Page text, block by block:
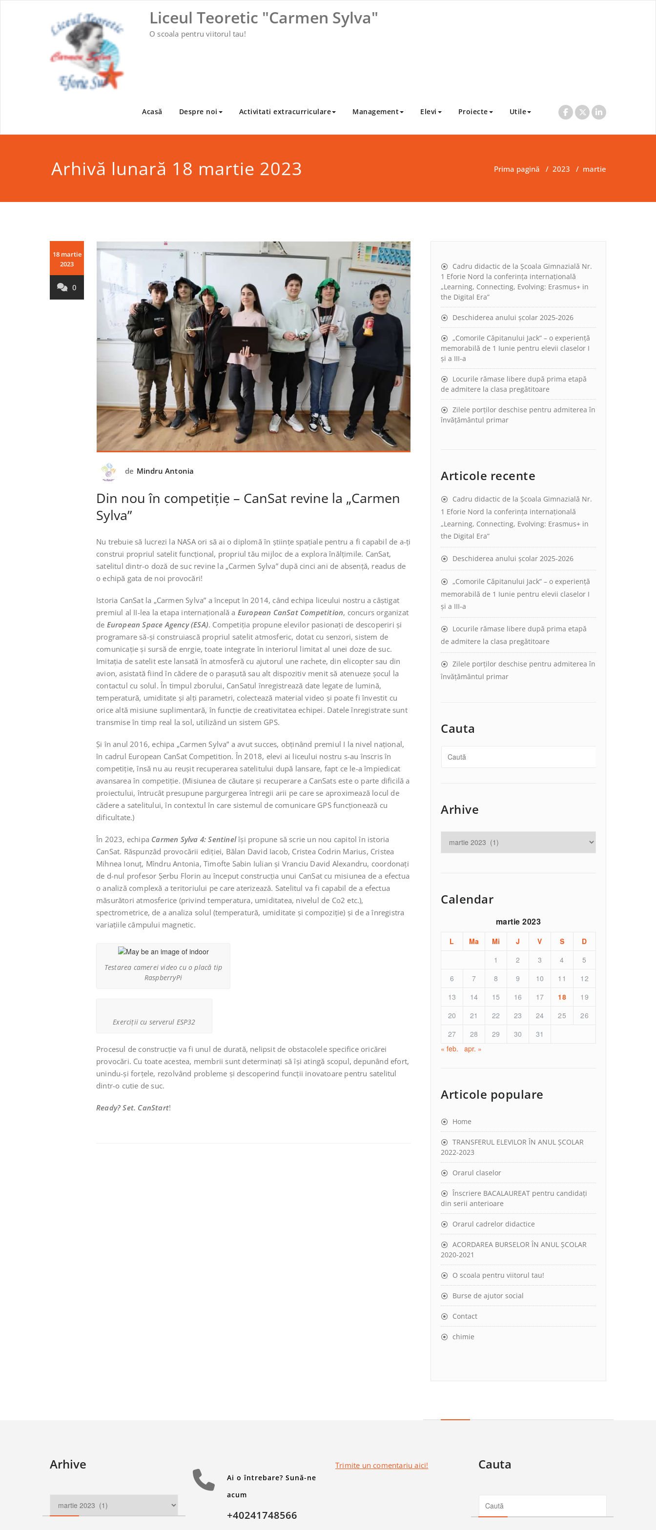
Liceul Teoretic "Carmen Sylva"
O scoala pentru viitorul tau!
Acasă Despre noi Activitati extracurriculare Management Elevi Proiecte Utile
Arhivă lunară 18 martie 2023 Prima pagină / 2023 / martie
18 martie
2023
0
de Mindru Antonia
Din nou în competiție – CanSat revine la „Carmen
Sylva”
Nu trebuie să lucrezi la NASA ori să ai o diplomă în științe spațiale pentru a fi capabil de a-ți
construi propriul satelit funcțional, propriul tău mijloc de a explora înălțimile. CanSat,
satelitul dintr-o doză de suc revine la „Carmen Sylva” după cinci ani de absență, readus de
o echipă gata de noi provocări!
Istoria CanSat la „Carmen Sylva” a început în 2014, când echipa liceului nostru a câștigat
premiul al II-lea la etapa internațională a European CanSat Competition, concurs organizat
de European Space Agency (ESA). Competiția propune elevilor pasionați de descoperiri și
programare să-și construiască propriul satelit atmosferic, dotat cu senzori, sistem de
comunicație și sursă de enrgie, toate integrate în interiorul limitat al unei doze de suc.
Imitația de satelit este lansată în atmosferă cu ajutorul une rachete, din elicopter sau din
avion, asistată fiind în cădere de o parașută sau alt dispozitiv menit să atenueze șocul la
contactul cu solul. În timpul zborului, CanSatul înregistrează date legate de lumină,
temperatură, umiditate și alți parametri, colectează material video și poate fi învestit cu
orice altă misiune suplimentară, în funcție de creativitatea echipei. Datele înregistrate sunt
transmise în timp real la sol, utilizând un sistem GPS.
Și în anul 2016, echipa „Carmen Sylva” a avut succes, obținând premiul I la nivel național,
în cadrul European CanSat Competition. În 2018, elevi ai liceului nostru s-au înscris în
competiție, însă nu au reușit recuperarea satelitului după lansare, fapt ce le-a împiedicat
avansarea în competiție. (Misiunea de căutare și recuperare a CanSats este o parte dificilă a
proiectului, întrucât presupune pargurgerea întregii arii pe care se aproximează locul de
cădere a satelitului, în contextul în care sistemul de comunicare GPS funcționează cu
dificultate.)
În 2023, echipa Carmen Sylva 4: Sentinelîși propune să scrie un nou capitol în istoria
CanSat. Răspunzâd provocării ediției, Bălan David Iacob, Cristea Codrin Marius, Cristea
Mihnea Ionuț, Mîndru Antonia, Timofte Sabin Iulian și Vranciu David Alexandru, coordonați
de d-nul profesor Șerbu Florin au început construcția unui CanSat cu misiunea de a efectua
o analiză complexă a teritoriului pe care aterizează. Satelitul va fi capabil de a efectua
măsurători atmosferice (privind temperatura, umiditatea, nivelul de Co2 etc.),
spectrometrice, de a analiza solul (temperatură, umiditate și compoziție) și de a înregistra
variațiile câmpului magnetic.
Testarea camerei video cu o placă tip
RaspberryPi
Exerciții cu serverul ESP32
Procesul de construcție va fi unul de durată, nelipsit de obstacolele specifice oricărei
provocări. Cu toate acestea, membrii sunt determinați să își atingă scopul, depunând efort,
unindu-și forțele, rezolvând probleme și descoperind funcții inovatoare pentru satelitul
dintr-o cutie de suc.
Ready? Set. CanStart!
Cadru didactic de la Școala Gimnazială Nr.
1 Eforie Nord la conferința internațională
„Learning, Connecting, Evolving: Erasmus+ in
the Digital Era”
Deschiderea anului școlar 2025-2026
„Comorile Căpitanului Jack” – o experiență
memorabilă de 1 Iunie pentru elevii claselor I
și a III-a
Locurile rămase libere după prima etapă
de admitere la clasa pregătitoare
Zilele porților deschise pentru admiterea în
învățământul primar
Articole recente
Cadru didactic de la Școala Gimnazială Nr.
1 Eforie Nord la conferința internațională
„Learning, Connecting, Evolving: Erasmus+ in
the Digital Era”
Deschiderea anului școlar 2025-2026
„Comorile Căpitanului Jack” – o experiență
memorabilă de 1 Iunie pentru elevii claselor I
și a III-a
Locurile rămase libere după prima etapă
de admitere la clasa pregătitoare
Zilele porților deschise pentru admiterea în
învățământul primar
Cauta
Arhive
Calendar
martie 2023
L Ma Mi J V S
D
1
2 3 4
5
6
7 8 9 10 11
12
13
14 15 16 17 18
19
20
21 22 23 24 25
26
27
28 29 30
31
« feb.
apr. »
Articole populare
Home
TRANSFERUL ELEVILOR ÎN ANUL ȘCOLAR
2022-2023
Orarul claselor
Înscriere BACALAUREAT pentru candidați
din serii anterioare
Orarul cadrelor didactice
ACORDAREA BURSELOR ÎN ANUL ȘCOLAR
2020-2021
O scoala pentru viitorul tau!
Burse de ajutor social
Contact
chimie
Arhive
Ai o întrebare? Sună-ne
acum
+40241748566
Trimite un comentariu aici! Cauta